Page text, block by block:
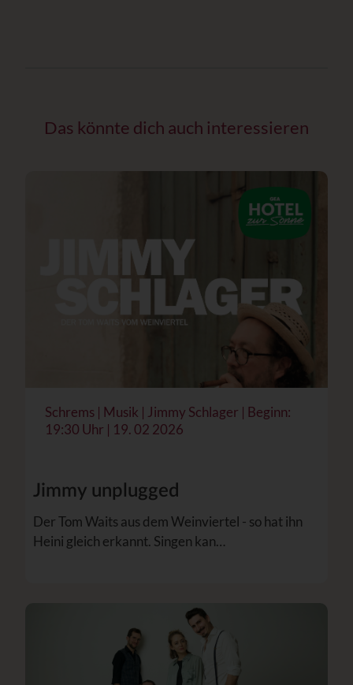
Das könnte dich auch interessieren
Schrems | Musik | Jimmy Schlager | Beginn:
19:30 Uhr | 19. 02 2026
Jimmy unplugged
Der Tom Waits aus dem Weinviertel - so hat ihn
Heini gleich erkannt. Singen kan…